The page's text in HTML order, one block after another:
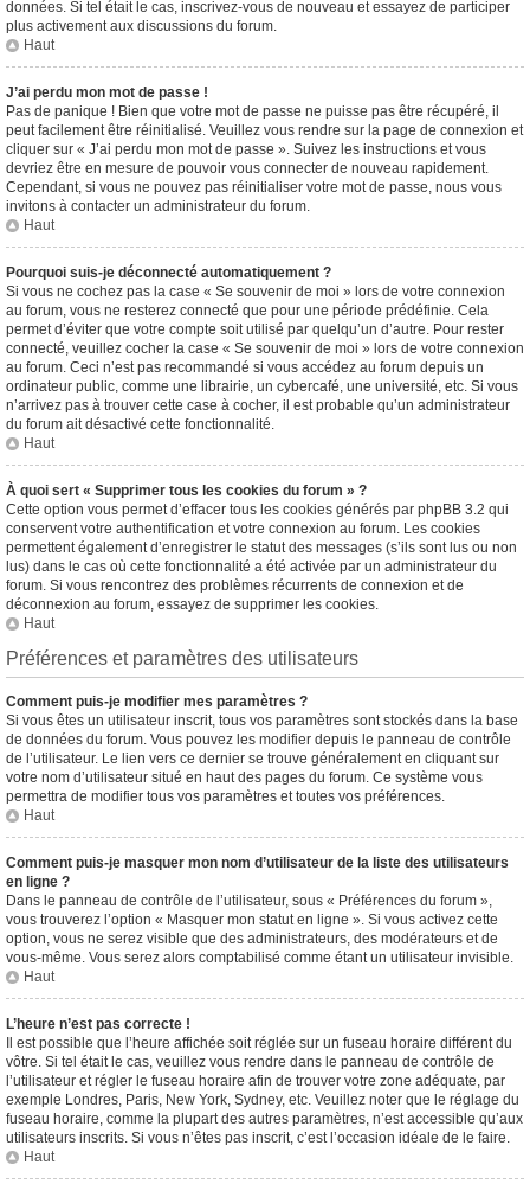
données. Si tel était le cas, inscrivez-vous de nouveau et essayez de participer
plus activement aux discussions du forum.
Haut
J’ai perdu mon mot de passe !
Pas de panique ! Bien que votre mot de passe ne puisse pas être récupéré, il
peut facilement être réinitialisé. Veuillez vous rendre sur la page de connexion et
cliquer sur « J’ai perdu mon mot de passe ». Suivez les instructions et vous
devriez être en mesure de pouvoir vous connecter de nouveau rapidement.
Cependant, si vous ne pouvez pas réinitialiser votre mot de passe, nous vous
invitons à contacter un administrateur du forum.
Haut
Pourquoi suis-je déconnecté automatiquement ?
Si vous ne cochez pas la case « Se souvenir de moi » lors de votre connexion
au forum, vous ne resterez connecté que pour une période prédéfinie. Cela
permet d’éviter que votre compte soit utilisé par quelqu’un d’autre. Pour rester
connecté, veuillez cocher la case « Se souvenir de moi » lors de votre connexion
au forum. Ceci n’est pas recommandé si vous accédez au forum depuis un
ordinateur public, comme une librairie, un cybercafé, une université, etc. Si vous
n’arrivez pas à trouver cette case à cocher, il est probable qu’un administrateur
du forum ait désactivé cette fonctionnalité.
Haut
À quoi sert « Supprimer tous les cookies du forum » ?
Cette option vous permet d’effacer tous les cookies générés par phpBB 3.2 qui
conservent votre authentification et votre connexion au forum. Les cookies
permettent également d’enregistrer le statut des messages (s’ils sont lus ou non
lus) dans le cas où cette fonctionnalité a été activée par un administrateur du
forum. Si vous rencontrez des problèmes récurrents de connexion et de
déconnexion au forum, essayez de supprimer les cookies.
Haut
Préférences et paramètres des utilisateurs
Comment puis-je modifier mes paramètres ?
Si vous êtes un utilisateur inscrit, tous vos paramètres sont stockés dans la base
de données du forum. Vous pouvez les modifier depuis le panneau de contrôle
de l’utilisateur. Le lien vers ce dernier se trouve généralement en cliquant sur
votre nom d’utilisateur situé en haut des pages du forum. Ce système vous
permettra de modifier tous vos paramètres et toutes vos préférences.
Haut
Comment puis-je masquer mon nom d’utilisateur de la liste des utilisateurs
en ligne ?
Dans le panneau de contrôle de l’utilisateur, sous « Préférences du forum »,
vous trouverez l’option « Masquer mon statut en ligne ». Si vous activez cette
option, vous ne serez visible que des administrateurs, des modérateurs et de
vous-même. Vous serez alors comptabilisé comme étant un utilisateur invisible.
Haut
L’heure n’est pas correcte !
Il est possible que l’heure affichée soit réglée sur un fuseau horaire différent du
vôtre. Si tel était le cas, veuillez vous rendre dans le panneau de contrôle de
l’utilisateur et régler le fuseau horaire afin de trouver votre zone adéquate, par
exemple Londres, Paris, New York, Sydney, etc. Veuillez noter que le réglage du
fuseau horaire, comme la plupart des autres paramètres, n’est accessible qu’aux
utilisateurs inscrits. Si vous n’êtes pas inscrit, c’est l’occasion idéale de le faire.
Haut